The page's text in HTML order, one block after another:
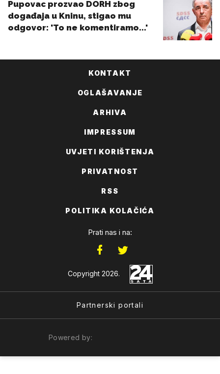
KONTAKT
OGLAŠAVANJE
ARHIVA
IMPRESSUM
UVJETI KORIŠTENJA
PRIVATNOST
RSS
POLITIKA KOLAČIĆA
Prati nas i na:
Copyright 2026.
Partnerski portali
Powered by: